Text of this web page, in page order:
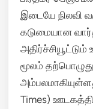
இடையே நிலவி
கடுமையான
மூலம்
Times)